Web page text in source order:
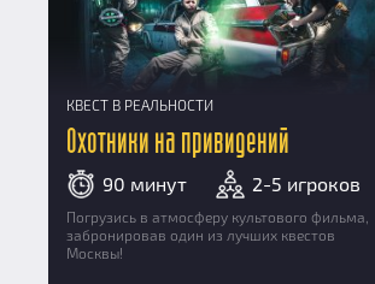
КВЕСТ В РЕАЛЬНОСТИ
Охотники на привидений
90 минут 2-5 игроков
Погрузись в атмосферу культового фильма,
забронировав один из лучших квестов
Москвы!